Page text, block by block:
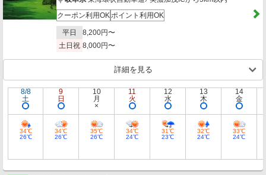
クーポン利用OKポイント利用OK
平日
8,200円〜
土日祝 8,000円〜
詳細を見る
8/8
土
34℃
26℃
9
日
34℃
26℃
10
月
35℃
26℃
11
火
34℃
24℃
12
水
31℃
23℃
13
木
32℃
24℃
14
金
33℃
24℃